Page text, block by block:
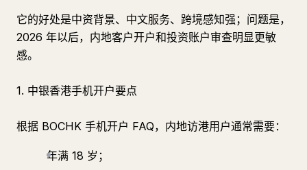
它的好处是中资背景、中文服务、跨境感知强；问题是，
2026 年以后，内地客户开户和投资账户审查明显更敏
感。
1. 中银香港手机开户要点
根据 BOCHK 手机开户 FAQ，内地访港用户通常需要：
年满 18 岁；